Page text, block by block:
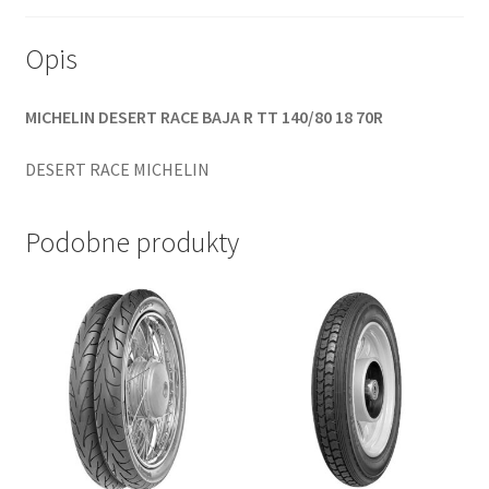
Opis
MICHELIN DESERT RACE BAJA R TT 140/80 18 70R
DESERT RACE MICHELIN
Podobne produkty